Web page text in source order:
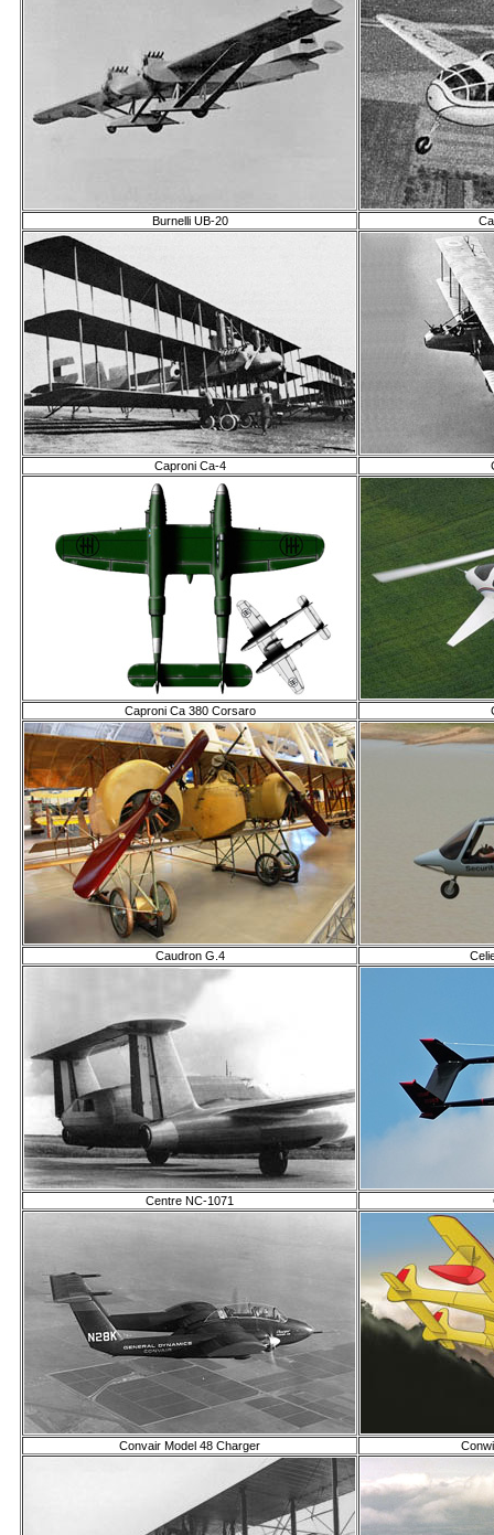
Burnelli UB-20
Caproni Са-4
Caproni Ca 380 Corsaro
Caudron G.4
Centre NC-1071
Convair Model 48 Charger